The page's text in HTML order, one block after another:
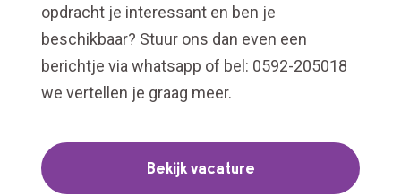
opdracht je interessant en ben je
beschikbaar? Stuur ons dan even een
berichtje via whatsapp of bel: 0592-205018
we vertellen je graag meer.
Bekijk vacature